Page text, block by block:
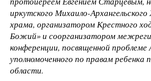
иркутского Михаило-Архангельского
храма, организатором Крестного
Божий» и соорганизатором
конференции, посвященной
уполномоченного по правам ребенка
области.